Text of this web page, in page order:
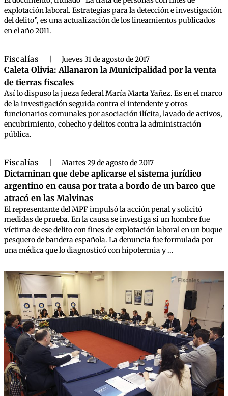
explotación laboral. Estrategias para la detección e investigación
del delito”, es una actualización de los lineamientos publicados
en el año 2011.
Fiscalías Jueves 31 de agosto de 2017
Caleta Olivia: Allanaron la Municipalidad por la venta
de tierras fiscales
Así lo dispuso la jueza federal María Marta Yañez. Es en el marco
de la investigación seguida contra el intendente y otros
funcionarios comunales por asociación ilícita, lavado de activos,
encubrimiento, cohecho y delitos contra la administración
pública.
Fiscalías Martes 29 de agosto de 2017
Dictaminan que debe aplicarse el sistema jurídico
argentino en causa por trata a bordo de un barco que
atracó en las Malvinas
El representante del MPF impulsó la acción penal y solicitó
medidas de prueba. En la causa se investiga si un hombre fue
víctima de ese delito con fines de explotación laboral en un buque
pesquero de bandera española. La denuncia fue formulada por
una médica que lo diagnosticó con hipotermia y ...